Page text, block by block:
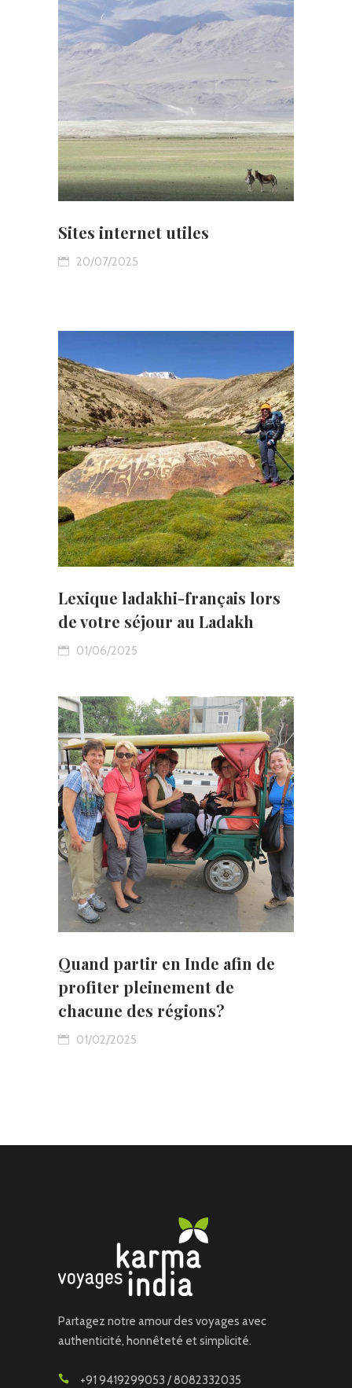
Sites internet utiles
20/07/2025
Lexique ladakhi-français lors
de votre séjour au Ladakh
01/06/2025
Quand partir en Inde afin de
profiter pleinement de
chacune des régions?
01/02/2025
Partagez notre amour des voyages avec
authenticité, honnêteté et simplicité.
+91 9419299053 / 8082332035